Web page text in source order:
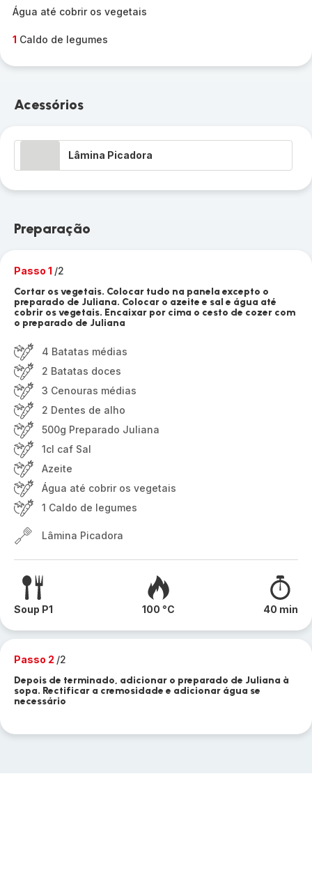
Água até cobrir os vegetais
1 Caldo de legumes
Acessórios
Lâmina Picadora
Preparação
Passo 1 /2
Cortar os vegetais. Colocar tudo na panela excepto o
preparado de Juliana. Colocar o azeite e sal e água até
cobrir os vegetais. Encaixar por cima o cesto de cozer com
o preparado de Juliana
4 Batatas médias
2 Batatas doces
3 Cenouras médias
2 Dentes de alho
500g Preparado Juliana
1cl caf Sal
Azeite
Água até cobrir os vegetais
1 Caldo de legumes
Lâmina Picadora
Soup P1 100 °C 40 min
Passo 2 /2
Depois de terminado, adicionar o preparado de Juliana à
sopa. Rectificar a cremosidade e adicionar água se
necessário